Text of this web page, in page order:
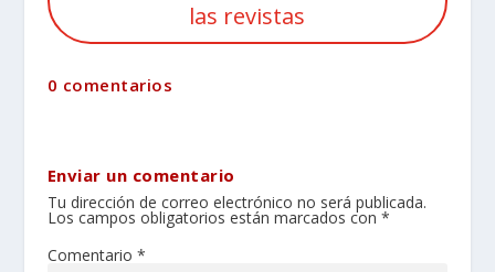
las revistas
0 comentarios
Enviar un comentario
Tu dirección de correo electrónico no será publicada.
Los campos obligatorios están marcados con *
Comentario *